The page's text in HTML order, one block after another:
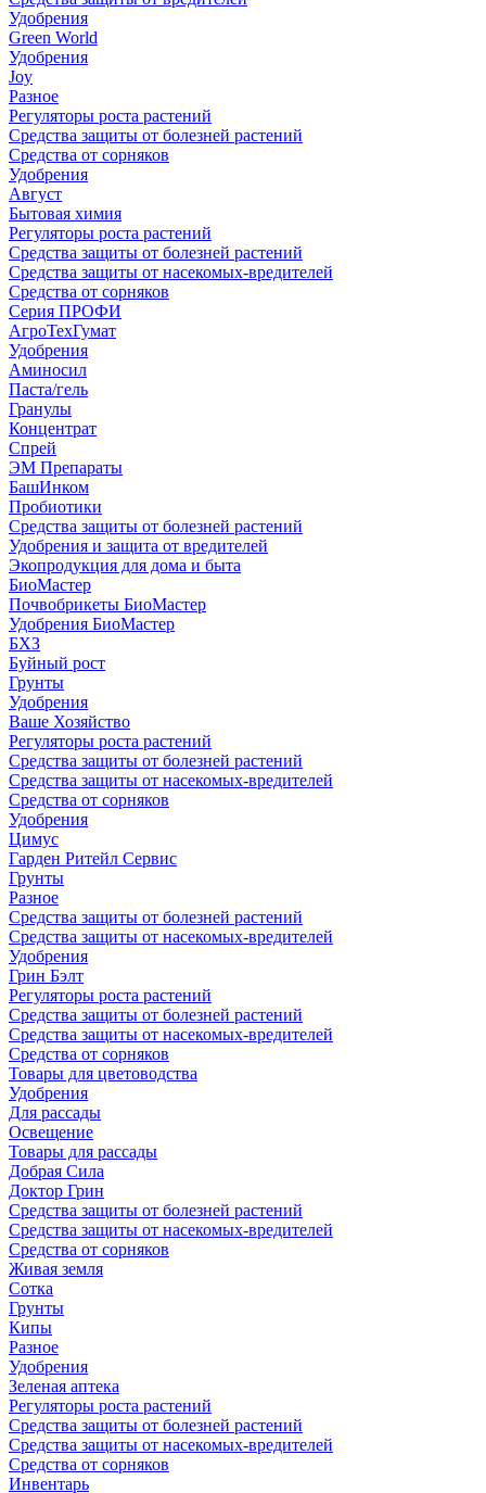
Удобрения
Green World
Удобрения
Joy
Разное
Регуляторы роста растений
Средства защиты от болезней растений
Средства от сорняков
Удобрения
Август
Бытовая химия
Регуляторы роста растений
Средства защиты от болезней растений
Средства защиты от насекомых-вредителей
Средства от сорняков
Серия ПРОФИ
АгроТехГумат
Удобрения
Аминосил
Паста/гель
Гранулы
Концентрат
Спрей
ЭМ Препараты
БашИнком
Пробиотики
Средства защиты от болезней растений
Удобрения и защита от вредителей
Экопродукция для дома и быта
БиоМастер
Почвобрикеты БиоМастер
Удобрения БиоМастер
БХЗ
Буйный рост
Грунты
Удобрения
Ваше Хозяйство
Регуляторы роста растений
Средства защиты от болезней растений
Средства защиты от насекомых-вредителей
Средства от сорняков
Удобрения
Цимус
Гарден Ритейл Сервис
Грунты
Разное
Средства защиты от болезней растений
Средства защиты от насекомых-вредителей
Удобрения
Грин Бэлт
Регуляторы роста растений
Средства защиты от болезней растений
Средства защиты от насекомых-вредителей
Средства от сорняков
Товары для цветоводства
Удобрения
Для рассады
Освещение
Товары для рассады
Добрая Сила
Доктор Грин
Средства защиты от болезней растений
Средства защиты от насекомых-вредителей
Средства от сорняков
Живая земля
Сотка
Грунты
Кипы
Разное
Удобрения
Зеленая аптека
Регуляторы роста растений
Средства защиты от болезней растений
Средства защиты от насекомых-вредителей
Средства от сорняков
Инвентарь